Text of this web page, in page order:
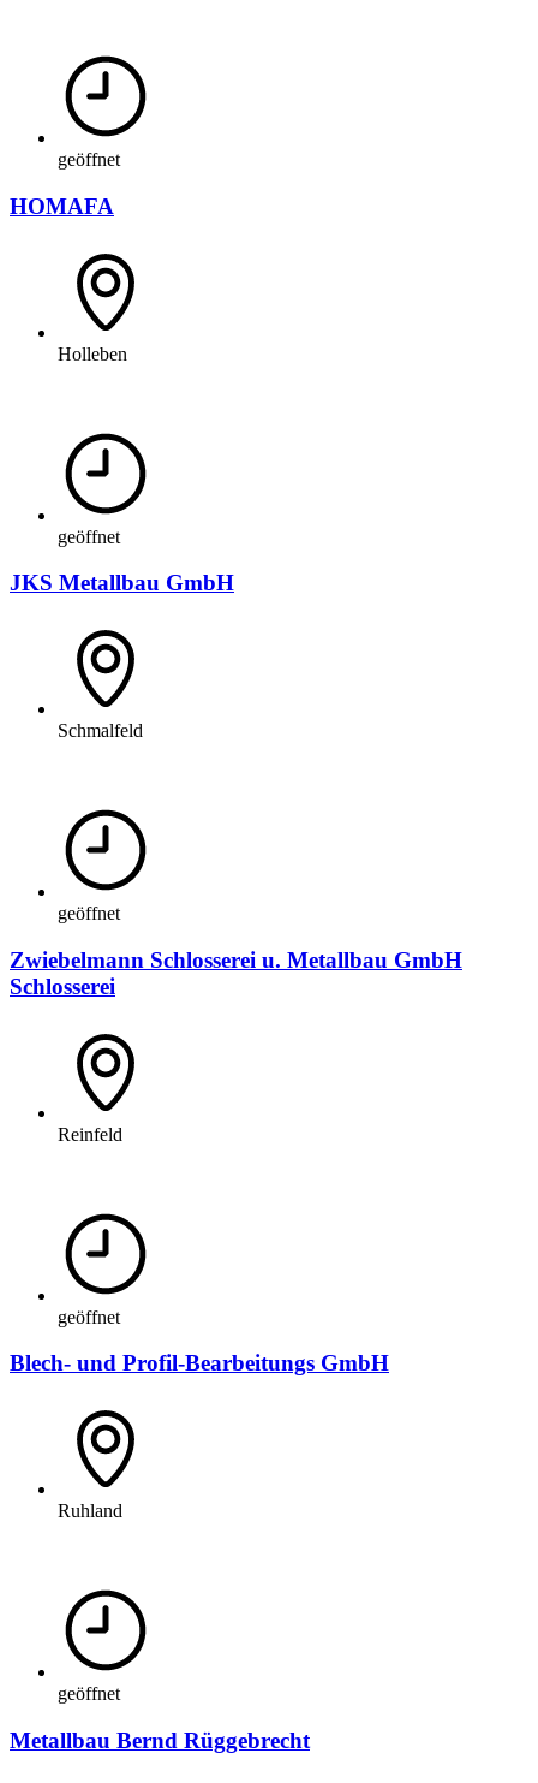
geöffnet
HOMAFA
Holleben
geöffnet
JKS Metallbau GmbH
Schmalfeld
geöffnet
Zwiebelmann Schlosserei u. Metallbau GmbH
Schlosserei
Reinfeld
geöffnet
Blech- und Profil-Bearbeitungs GmbH
Ruhland
geöffnet
Metallbau Bernd Rüggebrecht